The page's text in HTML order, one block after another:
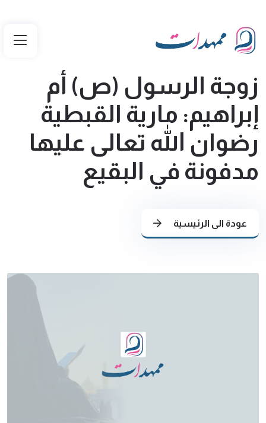
زوجة الرسول (ص) أم
إبراهيم: مارية القبطية
رضوان الله تعالى عليها
مدفونة في البقيع
عودة الى الرئيسية